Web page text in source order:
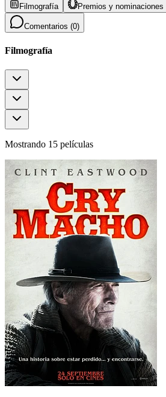
Filmografía Premios y nominaciones
Comentarios (0)
Filmografía
Mostrando 15 películas